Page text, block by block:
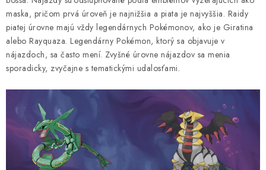
maska, pričom prvá úroveň je najnižšia a piata je najvyššia. Raidy
piatej úrovne majú vždy legendárnych Pokémonov, ako je Giratina
alebo Rayquaza. Legendárny Pokémon, ktorý sa objavuje v
nájazdoch, sa často mení. Zvyšné úrovne nájazdov sa menia
sporadicky, zvyčajne s tematickými udalosťami.